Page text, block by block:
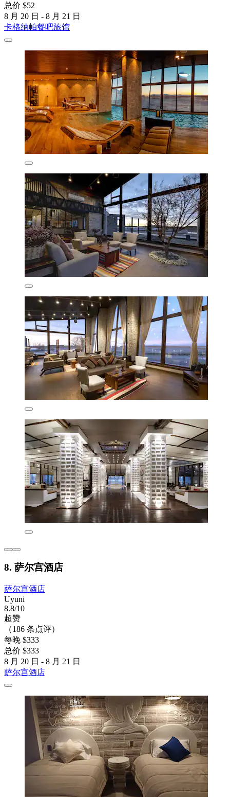
总价 $52
8 月 20 日 - 8 月 21 日
卡格纳帕餐吧旅馆
8. 萨尔宫酒店
萨尔宫酒店
Uyuni
8.8/10
超赞
（186 条点评）
每晚 $333
总价 $333
8 月 20 日 - 8 月 21 日
萨尔宫酒店